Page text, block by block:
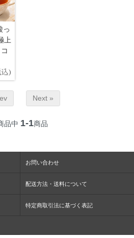
っ
上
)
Next »
品中 1-1商品
お問い合わせ
配送方法・送料について
特定商取引法に基づく表記